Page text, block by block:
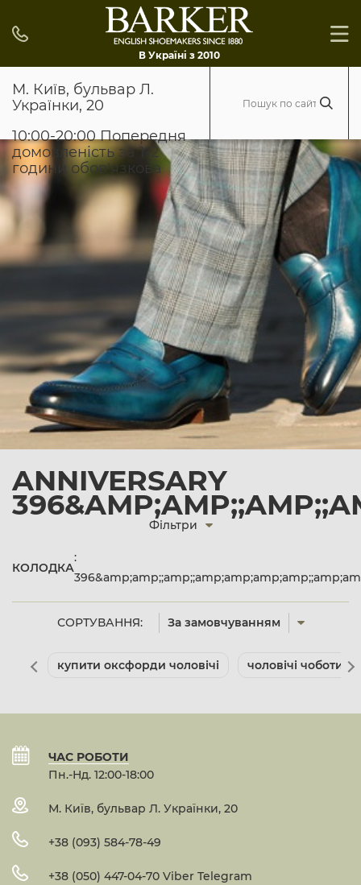
В Україні з 2010
М. Київ, бульвар Л.
Українки, 20
10:00-20:00 Попередня
домовленість за 1-2
години обов'язкова
ANNIVERSARY
СОРТУВАННЯ: За замовчуванням
Фільтри
КОЛОДКА
:
купити оксфорди чоловічі чоловічі чоботи
ЧАС РОБОТИ
Пн.-Нд. 12:00-18:00
М. Київ, бульвар Л. Українки, 20
+38 (093) 584-78-49
+38 (050) 447-04-70 Viber Telegram